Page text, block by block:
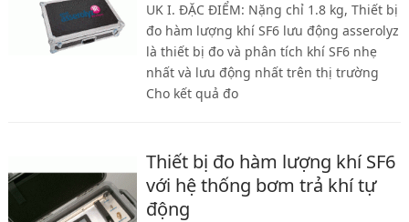
UK I. ĐẶC ĐIỂM: Nặng chỉ 1.8 kg, Thiết bị
đo hàm lượng khí SF6 lưu động asserolyz
là thiết bị đo và phân tích khí SF6 nhẹ
nhất và lưu động nhất trên thị trường
Cho kết quả đo
Thiết bị đo hàm lượng khí SF6
với hệ thống bơm trả khí tự
động